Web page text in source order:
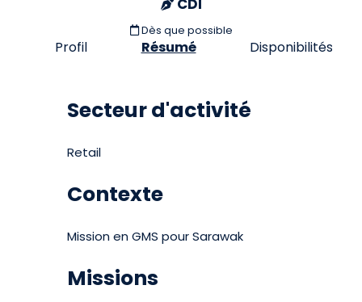
CDI
Dès que possible
Profil Résumé Disponibilités
Secteur d'activité
Retail
Contexte
Mission en GMS pour Sarawak
Missions